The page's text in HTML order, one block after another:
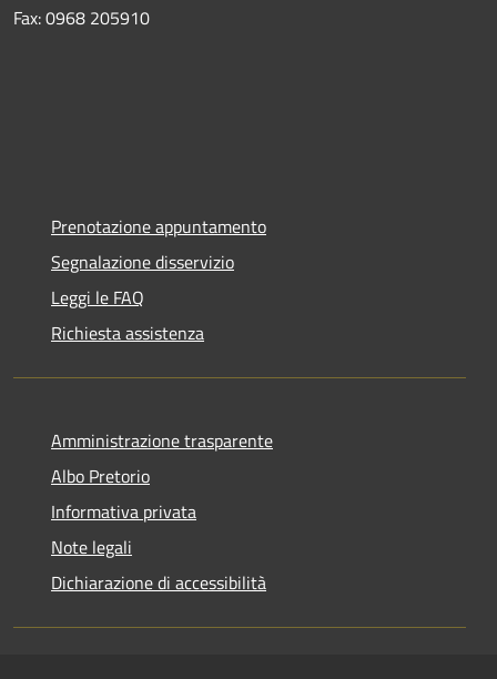
Fax: 0968 205910
Prenotazione appuntamento
Segnalazione disservizio
Leggi le FAQ
Richiesta assistenza
Amministrazione trasparente
Albo Pretorio
Informativa privata
Note legali
Dichiarazione di accessibilità